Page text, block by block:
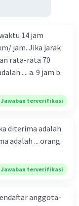
14 jam
jam. Jika jarak
rata-rata 70
9 jam b.
Jawaban terverifikasi
diterima adalah
adalah ... orang.
Jawaban terverifikasi
anggota-